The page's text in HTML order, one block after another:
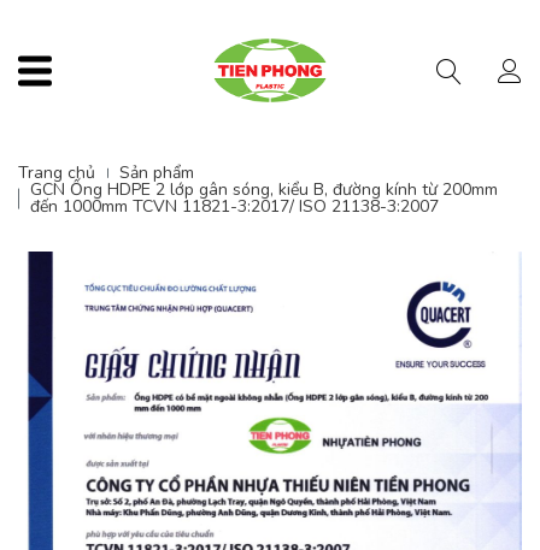
Trang chủ Sản phẩm
GCN Ống HDPE 2 lớp gân sóng, kiểu B, đường kính từ 200mm
đến 1000mm TCVN 11821-3:2017/ ISO 21138-3:2007